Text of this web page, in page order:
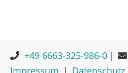
+49 6663-325-986-0
Impressum
Datenschutz